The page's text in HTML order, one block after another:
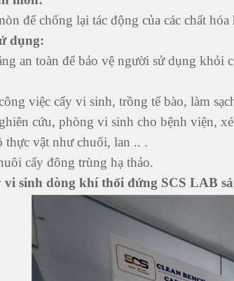
để chống lại tác động của các chất
dụng:
an toàn để bảo vệ người sử dụng khỏi
việc cấy vi sinh, trồng tế bào, làm
cứu, phòng vi sinh cho bệnh viện,
thực vật như chuối, lan .. .
cấy đông trùng hạ thảo.
vi sinh dòng khí thổi đứng SCS LAB